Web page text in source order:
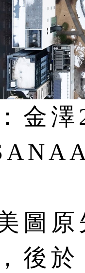
金
圖
後